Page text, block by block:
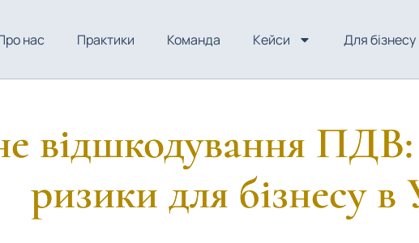
нас Практики Команда Кейси Для бізнесу
відшкодування ПДВ:
ризики для бізнесу в